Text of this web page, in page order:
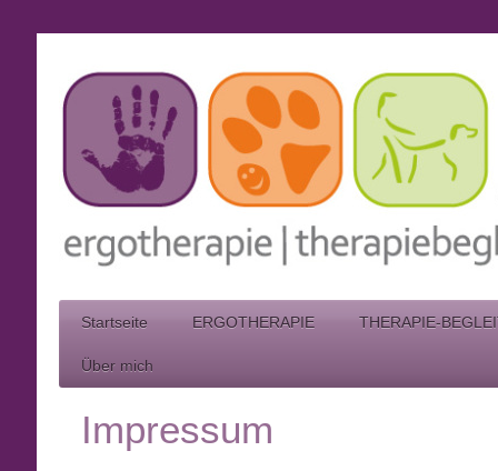
Startseite ERGOTHERAPIE THERAPIE-
Über mich
Impressum